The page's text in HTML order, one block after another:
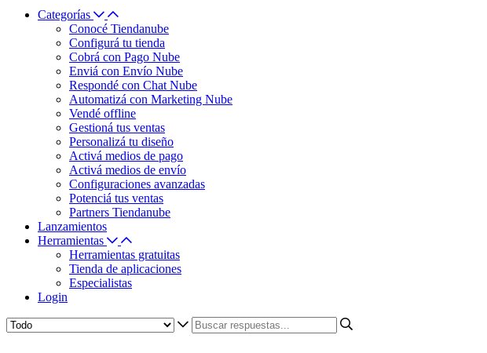
Categorías
Conocé Tiendanube
Configurá tu tienda
Cobrá con Pago Nube
Enviá con Envío Nube
Respondé con Chat Nube
Automatizá con Marketing Nube
Vendé offline
Gestioná tus ventas
Personalizá tu diseño
Activá medios de pago
Activá medios de envío
Configuraciones avanzadas
Potenciá tus ventas
Partners Tiendanube
Lanzamientos
Herramientas
Herramientas gratuitas
Tienda de aplicaciones
Especialistas
Login